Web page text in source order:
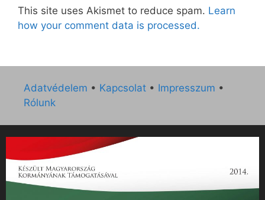
This site uses Akismet to reduce spam. Learn
how your comment data is processed.
Adatvédelem • Kapcsolat • Impresszum •
Rólunk